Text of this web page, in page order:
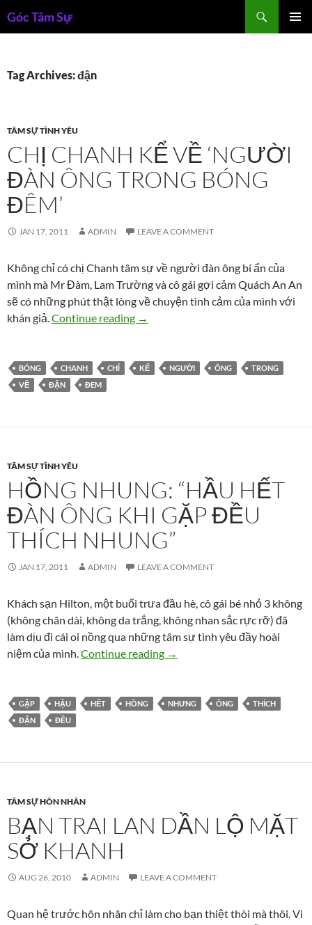
toGóc Tâm Sự
Tag Archives: đận
TÂM SỰ TÌNH YÊU
CHỊ CHANH KỂ VỀ ‘NGƯỜI
ĐÀN ÔNG TRONG BÓNG
ĐÊM’
JAN 17, 2011 ADMIN LEAVE A COMMENT
Không chỉ có chị Chanh tâm sự về người đàn ông bí ẩn của
mình mà Mr Đàm, Lam Trường và cô gái gợi cảm Quách An An
sẽ có những phút thật lòng về chuyện tình cảm của mình với
khán giả.Continue reading Chị Chanh kể về ‘người đàn ông
→
BÓNG CHANH CHỈ KẾ NGƯỜI ÔNG
TRONG
VỀ
ĐẬN ĐEM
TÂM SỰ TÌNH YÊU
HỒNG NHUNG: “HẦU HẾT
ĐÀN ÔNG KHI GẶP ĐỀU
THÍCH NHUNG”
JAN 17, 2011 ADMIN LEAVE A COMMENT
Khách sạn Hilton, một buổi trưa đầu hè, cô gái bé nhỏ 3 không
(không chân dài, không da trắng, không nhan sắc rực rỡ) đã
làm dịu đi cái oi nồng qua những tâm sự tình yêu đầy hoài
niệm của mình.Continue reading Hồng Nhung: “Hầu hết đàn
→
GẶP HẬU HẾT HỒNG NHƯNG ÔNG
THÍCH
ĐẬN
ĐỀU
TÂM SỰ HÔN NHÂN
BẠN TRAI LAN DẦN LỘ MẶT
SỞ KHANH
AUG 26, 2010 ADMIN LEAVE A COMMENT
Quan hệ trước hôn nhân chỉ làm cho bạn thiệt thòi mà thôi. Vì